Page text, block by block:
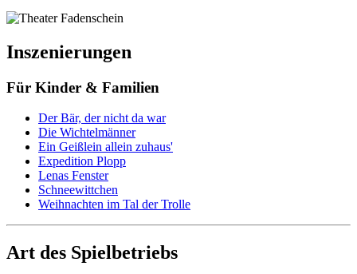
Inszenierungen
Für Kinder & Familien
Der Bär, der nicht da war
Die Wichtelmänner
Ein Geißlein allein zuhaus'
Expedition Plopp
Lenas Fenster
Schneewittchen
Weihnachten im Tal der Trolle
Art des Spielbetriebs